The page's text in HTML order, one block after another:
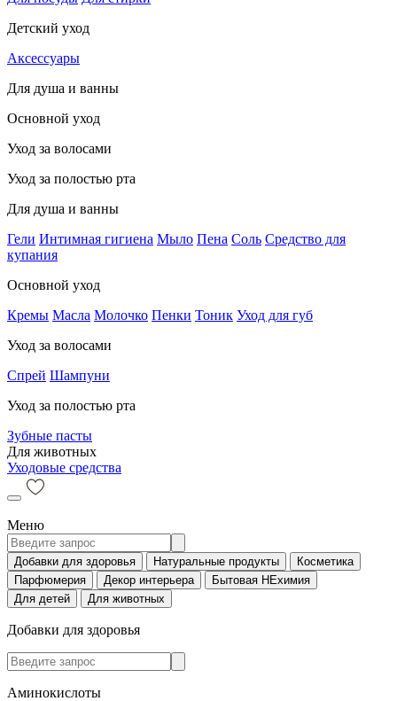
Детский уход
Аксессуары
Для душа и ванны
Основной уход
Уход за волосами
Уход за полостью рта
Для душа и ванны
Гели Интимная гигиена Мыло Пена Соль Средство для
купания
Основной уход
Кремы Масла Молочко Пенки Тоник Уход для губ
Уход за волосами
Спрей Шампуни
Уход за полостью рта
Зубные пасты
Для животных
Уходовые средства
Меню
Добавки для здоровья Натуральные продукты
Косметика
Парфюмерия
Декор интерьера
Бытовая НЕхимия
Для детей
Для животных
Добавки для здоровья
Аминокислоты